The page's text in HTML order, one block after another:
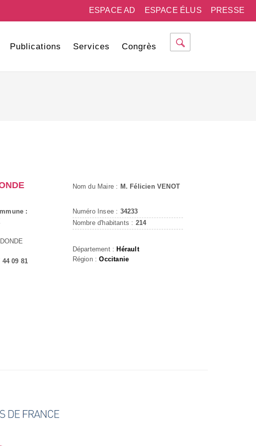
PRESSE
ESPACE ÉLUS
ESPACE AD
Publications Services Congrès
:
44 09 81
Nom du Maire : M. Félicien VENOT
Numéro Insee : 34233
Nombre d'habitants : 214
Département : Hérault
Région :Occitanie